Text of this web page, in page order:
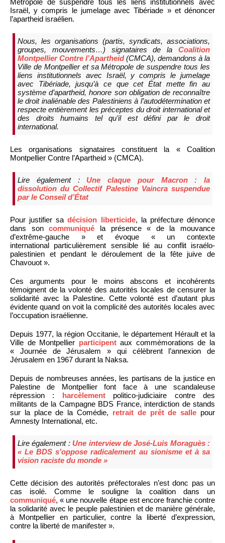
Israël, y compris le jumelage avec Tibériade » et dénoncer
l’apartheid israélien.
Nous, les organisations (partis, syndicats, associations,
groupes, mouvements…) signataires de la Coalition
Montpellier Contre l’Apartheid(CMCA), demandons à la
Ville de Montpellier et sa Métropole de suspendre tous les
liens institutionnels avec Israël, y compris le jumelage
avec Tibériade, jusqu’à ce que cet État mette fin au
système d’apartheid, honore son obligation de reconnaître
le droit inaliénable des Palestiniens à l’autodétermination et
respecte entièrement les préceptes du droit international et
des droits humains tel qu’il est défini par le droit
international.
Les organisations signataires constituent la « Coalition
Montpellier Contre l’Apartheid » (CMCA).
Lire également : Une claque pour Macron : la
dissolution du Collectif Palestine Vaincra suspendue
par le Conseil d’État
Pour justifier sadécision liberticide, la préfecture dénonce
dans soncommuniqué la présence « de la mouvance
d’extrême-gauche » et évoque « un contexte
international particulièrement sensible lié au conflit israélo-
palestinien et pendant le déroulement de la fête juive de
Chavouot ».
Ces arguments pour le moins abscons et incohérents
témoignent de la volonté des autorités locales de censurer la
solidarité avec la Palestine. Cette volonté est d’autant plus
évidente quand on voit la complicité des autorités locales avec
l’occupation israélienne.
Depuis 1977, la région Occitanie, le département Hérault et la
Ville de Montpellier participentaux commémorations de la
« Journée de Jérusalem » qui célèbrent l’annexion de
Jérusalem en 1967 durant la Naksa.
Depuis de nombreuses années, les partisans de la justice en
Palestine de Montpellier font face à une scandaleuse
répression : harcèlementpolitico-judiciaire contre des
militants de la Campagne BDS France, interdiction de stands
sur la place de la Comédie, retrait de prêt de salle pour
Amnesty International, etc.
Lire également : Une interview de José-Luis Moraguès :
« Le BDS s’oppose radicalement au sionisme et à sa
vision raciste du monde »
Cette décision des autorités préfectorales n’est donc pas un
cas isolé. Comme le souligne la coalition dans un
communiqué, « une nouvelle étape est encore franchie contre
la solidarité avec le peuple palestinien et de manière générale,
à Montpellier en particulier, contre la liberté d’expression,
contre la liberté de manifester ».